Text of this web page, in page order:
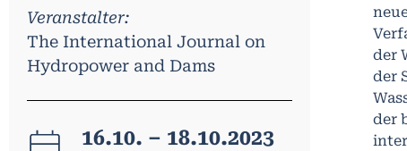
Veranstalter:
The International Journal on
Hydropower and Dams
16.10. – 18.10.2023
der
der
der